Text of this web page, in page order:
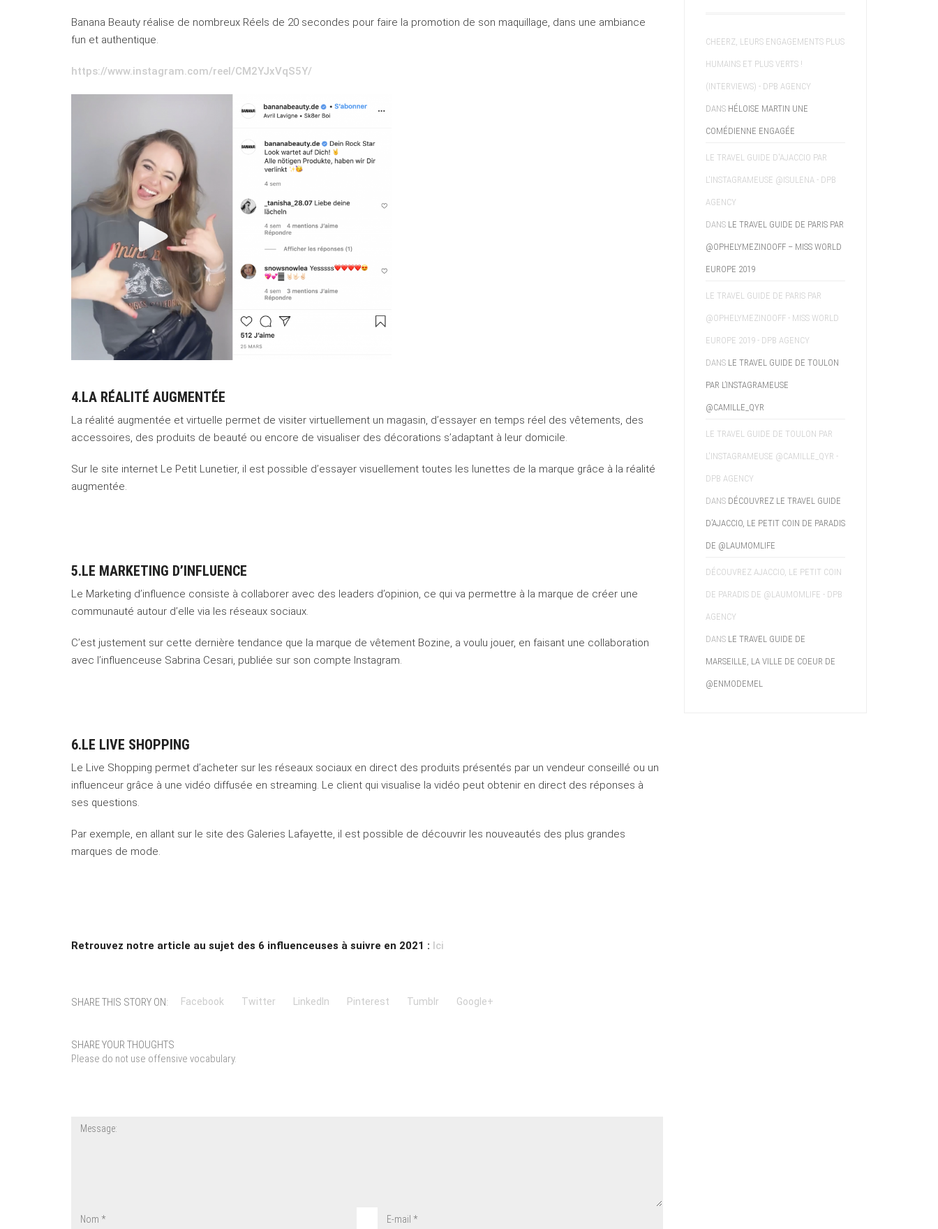
Banana Beauty réalise de nombreux Réels de 20 secondes pour faire la promotion de son maquillage, dans une ambiance
fun et authentique.
https://www.instagram.com/reel/CM2YJxVqS5Y/
4.LA RÉALITÉ AUGMENTÉE
La réalité augmentée et virtuelle permet de visiter virtuellement un magasin, d’essayer en temps réel des vêtements, des
accessoires, des produits de beauté ou encore de visualiser des décorations s’adaptant à leur domicile.
Sur le site internet Le Petit Lunetier, il est possible d’essayer visuellement toutes les lunettes de la marque grâce à la réalité
augmentée.
5.LE MARKETING D’INFLUENCE
Le Marketing d’influence consiste à collaborer avec des leaders d’opinion, ce qui va permettre à la marque de créer une
communauté autour d’elle via les réseaux sociaux.
C’est justement sur cette dernière tendance que la marque de vêtement Bozine, a voulu jouer, en faisant une collaboration
avec l’influenceuse Sabrina Cesari, publiée sur son compte Instagram.
6.LE LIVE SHOPPING
Le Live Shopping permet d’acheter sur les réseaux sociaux en direct des produits présentés par un vendeur conseillé ou un
influenceur grâce à une vidéo diffusée en streaming. Le client qui visualise la vidéo peut obtenir en direct des réponses à
ses questions.
Par exemple, en allant sur le site des Galeries Lafayette, il est possible de découvrir les nouveautés des plus grandes
marques de mode.
Retrouvez notre article au sujet des 6 influenceuses à suivre en 2021 : Ici
SHARE THIS STORY ON: Facebook Twitter LinkedIn Pinterest Tumblr Google+
SHARE YOUR THOUGHTS
Please do not use offensive vocabulary.
CHEERZ, LEURS ENGAGEMENTS PLUS
HUMAINS ET PLUS VERTS !
(INTERVIEWS) - DPB AGENCY
DANS HÉLOISE MARTIN UNE
COMÉDIENNE ENGAGÉE
LE TRAVEL GUIDE D'AJACCIO PAR
L'INSTAGRAMEUSE @ISULENA - DPB
AGENCY
DANS LE TRAVEL GUIDE DE PARIS PAR
@OPHELYMEZINOOFF – MISS WORLD
EUROPE 2019
LE TRAVEL GUIDE DE PARIS PAR
@OPHELYMEZINOOFF - MISS WORLD
EUROPE 2019 - DPB AGENCY
DANS LE TRAVEL GUIDE DE TOULON
PAR L’INSTAGRAMEUSE
@CAMILLE_QYR
LE TRAVEL GUIDE DE TOULON PAR
L'INSTAGRAMEUSE @CAMILLE_QYR -
DPB AGENCY
DANS DÉCOUVREZ LE TRAVEL GUIDE
D’AJACCIO, LE PETIT COIN DE PARADIS
DE @LAUMOMLIFE
DÉCOUVREZ AJACCIO, LE PETIT COIN
DE PARADIS DE @LAUMOMLIFE - DPB
AGENCY
DANS LE TRAVEL GUIDE DE
MARSEILLE, LA VILLE DE COEUR DE
@ENMODEMEL